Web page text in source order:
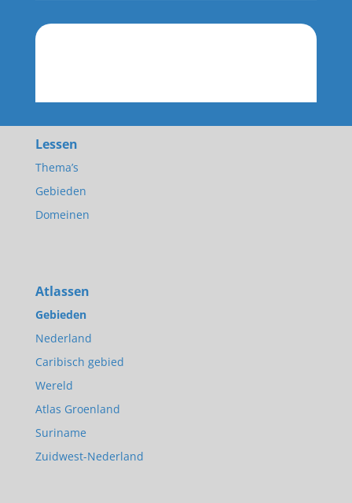
Lessen
Thema’s
Gebieden
Domeinen
Atlassen
Gebieden
Nederland
Caribisch gebied
Wereld
Atlas Groenland
Suriname
Zuidwest-Nederland